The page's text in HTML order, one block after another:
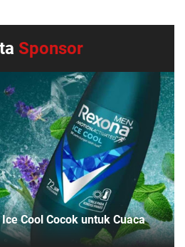
Sponsor
Cool Cocok untuk Cuaca